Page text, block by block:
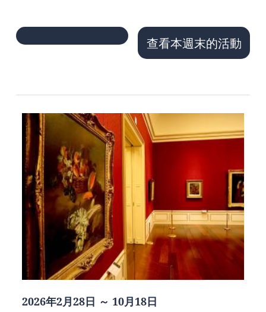
查看本週末的活動
2026年2月28日 ～ 10月18日